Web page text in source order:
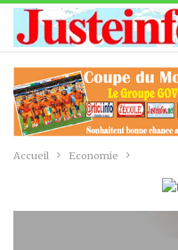
Accueil Economie